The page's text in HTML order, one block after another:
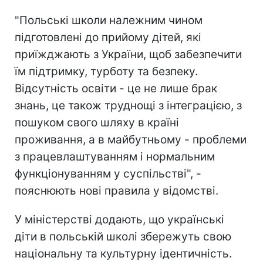
"Польські школи належним чином
підготовлені до прийому дітей, які
приїжджають з України, щоб забезпечити
їм підтримку, турботу та безпеку.
Відсутність освіти - це не лише брак
знань, це також труднощі з інтеграцією, з
пошуком свого шляху в країні
проживання, а в майбутньому - проблеми
з працевлаштуванням і нормальним
функціонуванням у суспільстві", -
пояснюють нові правила у відомстві.
У міністерстві додають, що українські
діти в польській школі збережуть свою
національну та культурну ідентичність.